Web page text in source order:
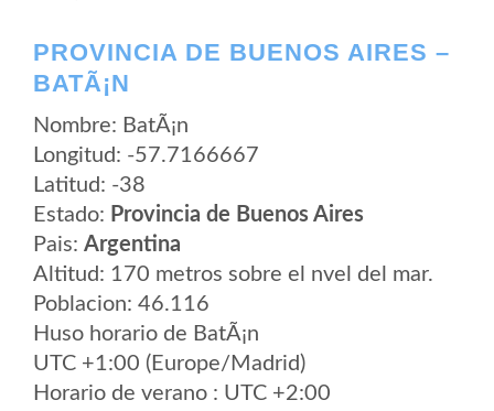
PROVINCIA DE BUENOS AIRES –
BATÃ¡N
Nombre: BatÃ¡n
Longitud: -57.7166667
Latitud: -38
Estado: Provincia de Buenos Aires
Pais: Argentina
Altitud: 170 metros sobre el nvel del mar.
Poblacion: 46.116
Huso horario de BatÃ¡n
UTC +1:00 (Europe/Madrid)
Horario de verano : UTC +2:00